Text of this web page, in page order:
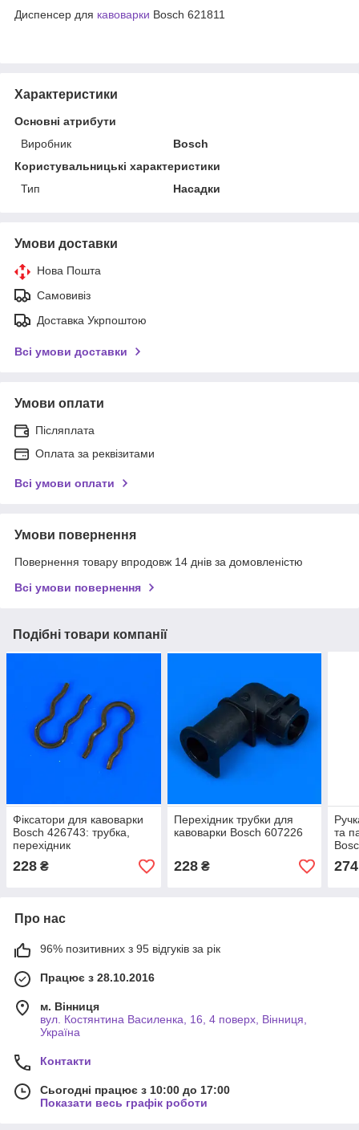
Диспенсер для кавоварки Bosch 621811
Характеристики
Основні атрибути
Виробник
Bosch
Користувальницькі характеристики
Тип
Насадки
Умови доставки
Нова Пошта
Самовивіз
Доставка Укрпоштою
Всі умови доставки
Умови оплати
Післяплата
Оплата за реквізитами
Всі умови оплати
Умови повернення
Повернення товару впродовж 14 днів за домовленістю
Всі умови повернення
Подібні товари компанії
Фіксатори для кавоварки
Bosch 426743: трубка,
перехідник
228 ₴
Перехідник трубки для
кавоварки Bosch 607226
228₴
та
274
Про нас
96% позитивних з 95 відгуків за рік
Працює з 28.10.2016
м. Вінниця
вул. Костянтина Василенка, 16, 4 поверх, Вінниця,
Україна
Контакти
Сьогодні працює з 10:00 до 17:00
Показати весь графік роботи